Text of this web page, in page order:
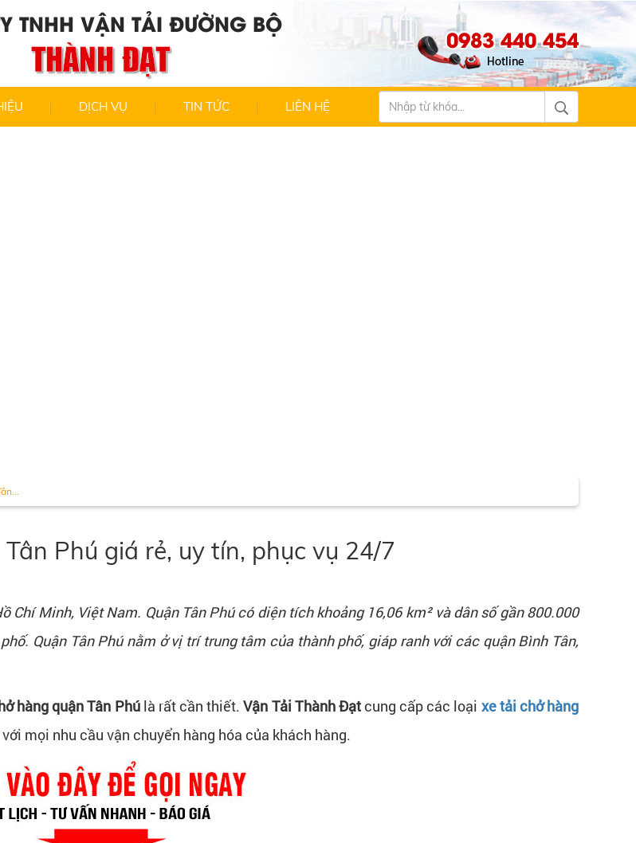
TNHH VẬN TẢI ĐƯỜNG BỘ
THÀNH ĐẠT 0983 440 454
DỊCH VỤ TIN TỨC LIÊN HỆ
Phú giá rẻ, uy tín, phục vụ 24/7
Chí Minh, Việt Nam. Quận Tân Phú có diện tích khoảng 16,06 km² và dân số gần 800.000
Quận Tân Phú nằm ở vị trí trung tâm của thành phố, giáp ranh với các quận Bình Tân,
hàng quận Tân Phúlà rất cần thiết.Vận Tải Thành Đạtcung cấp các loại xe tải chở hàng
mọi nhu cầu vận chuyển hàng hóa của khách hàng.